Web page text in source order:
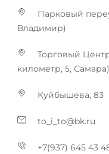
Парковый
Владимир)
Торговый
километр, 5, Самара)
Куйбышева, 83
to_i_to@bk.ru
+7(937) 645 43